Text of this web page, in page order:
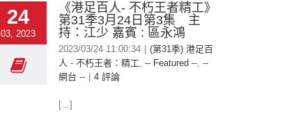
24
03, 2023
《港足百人- 不朽王者精工》
第31季3月24日第3集 主
持：江少 嘉賓 : 區永鴻
2023/03/24 11:00:34
(第31季) 港足百
人 - 不朽王者：精工, -- Featured --, --
網台 --
4 評論
[...]